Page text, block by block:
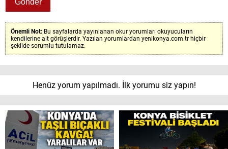
Önemli Not: Bu sayfalarda yayınlanan okur yorumları okuyucuların
kendilerine ait görüşlerdir. Yazılan yorumlardan yenikonya.com.tr hiçbir
şekilde sorumlu tutulamaz.
Henüz yorum yapılmadı. İlk yorumu siz yapın!